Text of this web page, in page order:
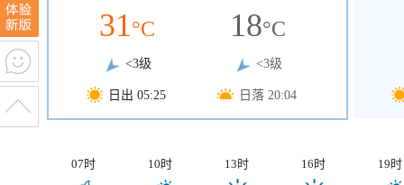
31°C
<3级
日出 05:25
18°C
<3级
日落 20:04
07时 10时 13时 16时 19时